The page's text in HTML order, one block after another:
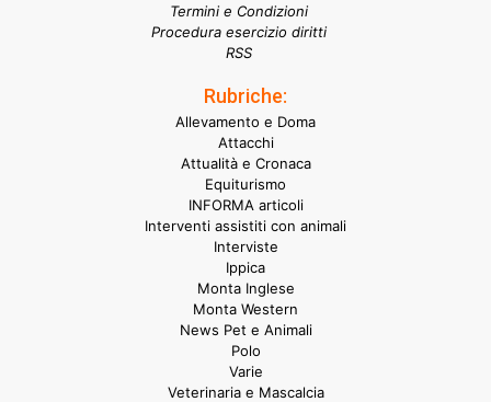
Termini e Condizioni
Procedura esercizio diritti
RSS
Rubriche:
Allevamento e Doma
Attacchi
Attualità e Cronaca
Equiturismo
INFORMA articoli
Interventi assistiti con animali
Interviste
Ippica
Monta Inglese
Monta Western
News Pet e Animali
Polo
Varie
Veterinaria e Mascalcia